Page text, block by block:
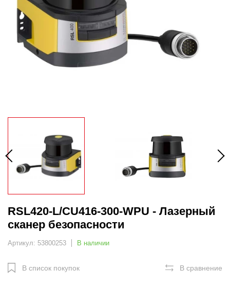
RSL420-L/CU416-300-WPU - Лазерный
сканер безопасности
Артикул: 53800253 В наличии
В список покупок В сравнение